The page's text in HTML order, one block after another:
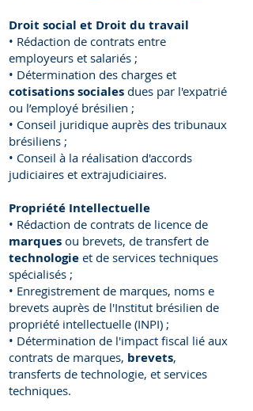
Droit social et Droit du travail
• Rédaction de contrats entre
employeurs et salariés ;
• Détermination des charges et
cotisations sociales dues par l'expatrié
ou l’employé brésilien ;
• Conseil juridique auprès des tribunaux
brésiliens ;
• Conseil à la réalisation d'accords
judiciaires et extrajudiciaires.
Propriété Intellectuelle
• Rédaction de contrats de licence de
marques ou brevets, de transfert de
technologie et de services techniques
spécialisés ;
• Enregistrement de marques, noms e
brevets auprès de l'Institut brésilien de
propriété intellectuelle (INPI) ;
• Détermination de l'impact fiscal lié aux
contrats de marques, brevets,
transferts de technologie, et services
techniques.